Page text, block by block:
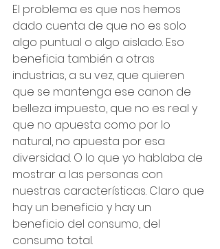
El problema es que nos hemos
dado cuenta de que no es solo
algo puntual o algo aislado. Eso
beneficia también a otras
industrias, a su vez, que quieren
que se mantenga ese canon de
belleza impuesto, que no es real y
que no apuesta como por lo
natural, no apuesta por esa
diversidad. O lo que yo hablaba de
mostrar a las personas con
nuestras características. Claro que
hay un beneficio y hay un
beneficio del consumo, del
consumo total.